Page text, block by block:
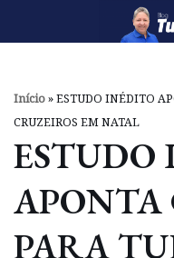
o
conteúdo
Início»ESTUDO INÉDITO
CRUZEIROS EM NATAL
ESTUDO
APONTA
PARA